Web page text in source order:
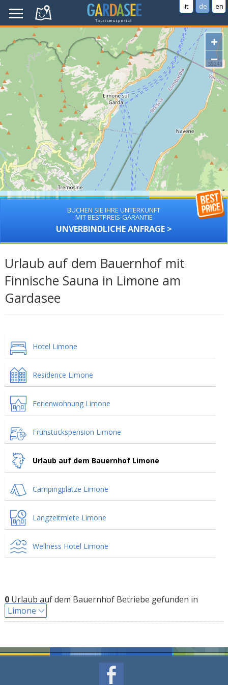
it de en
+
−
BUCHEN SIE IHRE UNTERKUNFT
MIT BESTPREIS-GARANTIE
UNVERBINDLICHE ANFRAGE >
Urlaub auf dem Bauernhof mit
Finnische Sauna in Limone am
Gardasee
Hotel Limone
Residence Limone
Ferienwohnung Limone
Frühstückspension Limone
Urlaub auf dem Bauernhof Limone
Campingplätze Limone
Langzeitmiete Limone
Wellness Hotel Limone
0Urlaub auf dem Bauernhof Betriebe gefunden in
Limone